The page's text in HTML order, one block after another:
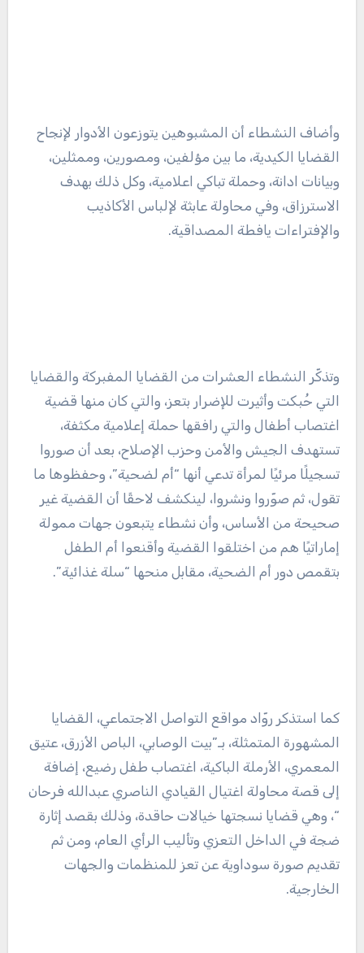
وأضاف النشطاء أن المشبوهين يتوزعون الأدوار لإنجاح
القضايا الكيدية، ما بين مؤلفين، ومصورين، وممثلين،
وبيانات ادانة، وحملة تباكي اعلامية، وكل ذلك بهدف
الاسترزاق، وفي محاولة عابثة لإلباس الأكاذيب
والإفتراءات يافطة المصداقية.
وتذكّر النشطاء العشرات من القضايا المفبركة والقضايا
التي حُبكت وأثيرت للإضرار بتعز، والتي كان منها قضية
اغتصاب أطفال والتي رافقها حملة إعلامية مكثفة،
تستهدف الجيش والأمن وحزب الإصلاح، بعد أن صوروا
تسجيلًا مرئيًا لمرأة تدعي أنها “أم لضحية”، وحفظوها ما
تقول، ثم صوّروا ونشروا، لينكشف لاحقًا أن القضية غير
صحيحة من الأساس، وأن نشطاء يتبعون جهات ممولة
إماراتيًا هم من اختلقوا القضية وأقنعوا أم الطفل
بتقمص دور أم الضحية، مقابل منحها “سلة غذائية”.
كما استذكر روّاد مواقع التواصل الاجتماعي، القضايا
المشهورة المتمثلة، بـ”بيت الوصابي، الباص الأزرق، عتيق
المعمري، الأرملة الباكية، اغتصاب طفل رضيع، إضافة
إلى قصة محاولة اغتيال القيادي الناصري عبدالله فرحان
“، وهي قضايا نسجتها خيالات حاقدة، وذلك بقصد إثارة
ضجة في الداخل التعزي وتأليب الرأي العام، ومن ثم
تقديم صورة سوداوية عن تعز للمنظمات والجهات
الخارجية.